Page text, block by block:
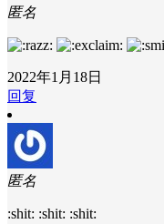
匿名
2022年1月18日
回复
匿名
:shit: :shit: :shit: